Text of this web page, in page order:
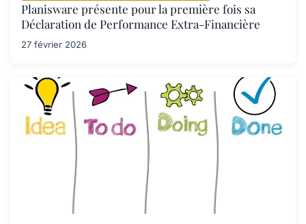
Planisware présente pour la première fois sa
Déclaration de Performance Extra-Financière
27 février 2026